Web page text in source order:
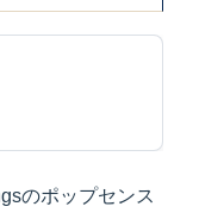
のポップセンス